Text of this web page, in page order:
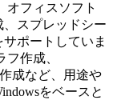
オフィスソフト
スプレッドシー
ポートしていま
作成、
成など、用途や
をベースと